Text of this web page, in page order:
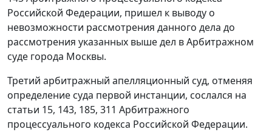
Российской Федерации, пришел к выводу о
невозможности рассмотрения данного дела до
рассмотрения указанных выше дел в Арбитражном
суде города Москвы.
Третий арбитражный апелляционный суд, отменяя
определение суда первой инстанции, сослался на
статьи 15, 143, 185, 311 Арбитражного
процессуального кодекса Российской Федерации.